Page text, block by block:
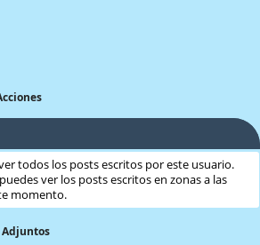
todos los posts escritos por este usuario.
ver los posts escritos en zonas a las
momento.
Adjuntos